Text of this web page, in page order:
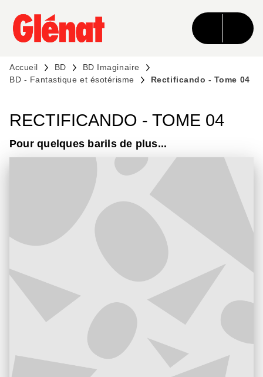
MENU RECHERCHE CONTENU
PIED DE PAGE
Accueil BD
BD Imaginaire
BD - Fantastique et ésotérisme
Rectificando - Tome 04
RECTIFICANDO - TOME 04
Pour quelques barils de plus...